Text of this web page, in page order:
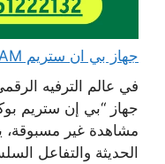
جهاز بي ان ستريم beIN STREAM الكويت مع اشتراك
في عالم الترفيه
جهاز “بي إن ستريم
مشاهدة غير مسبوقة،
الحديثة والتفاعل